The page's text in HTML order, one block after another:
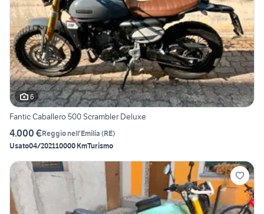
6
Fantic Caballero 500 Scrambler Deluxe
4.000 €Reggio nell'Emilia (RE)
Usato04/202110000 KmTurismo